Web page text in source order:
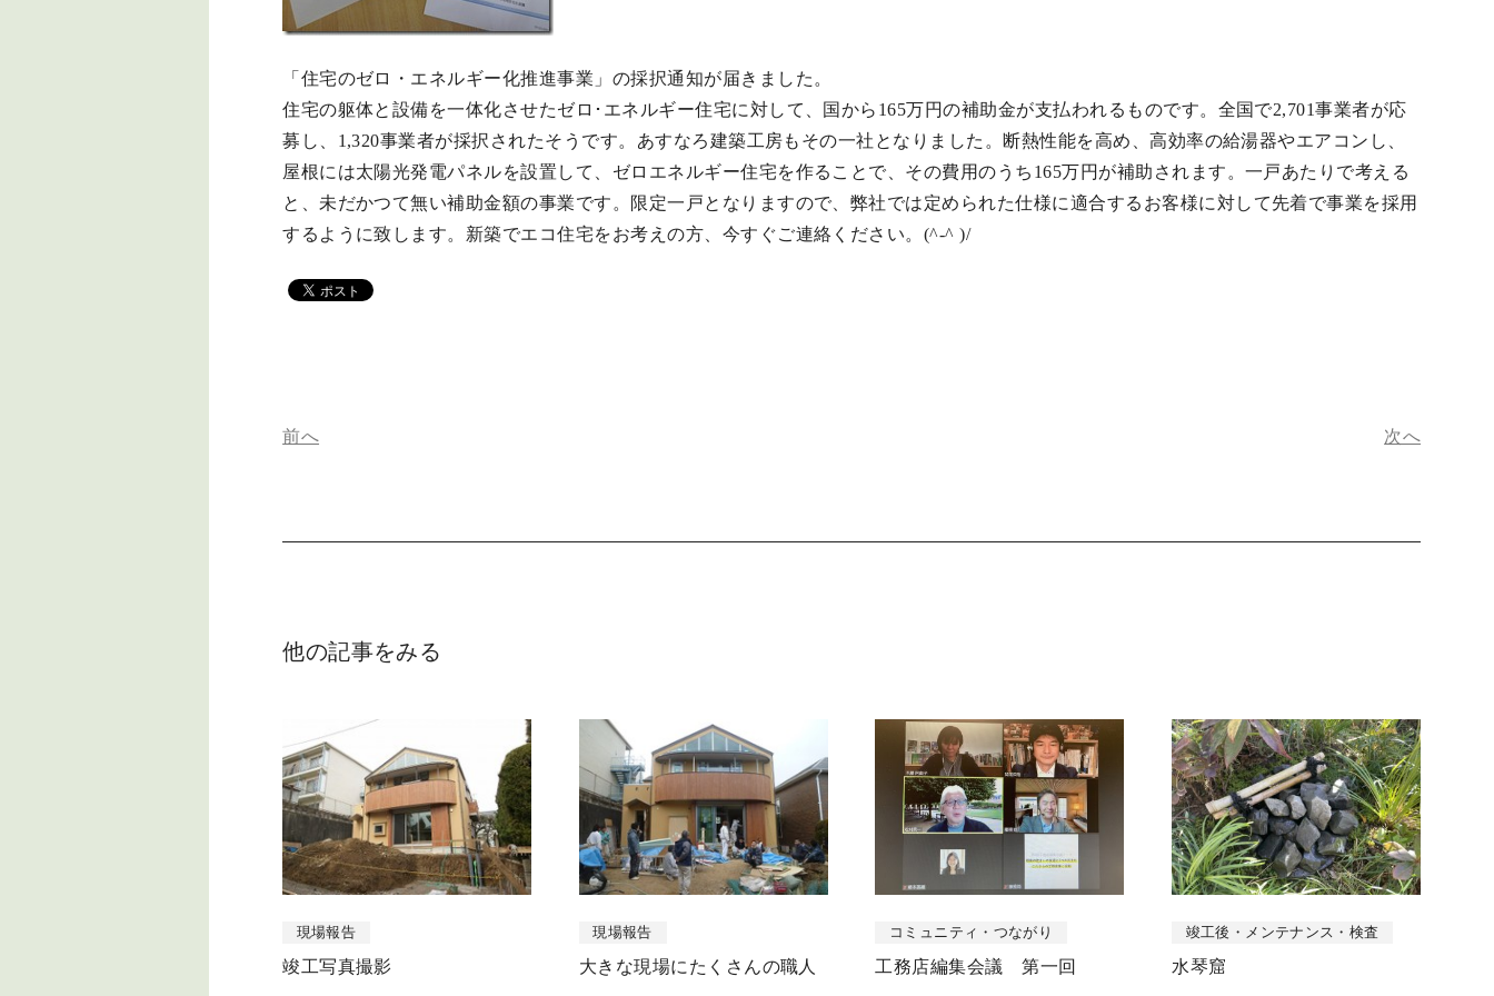
「住宅のゼロ・エネルギー化推進事業」の採択通知が届きました。
住宅の躯体と設備を一体化させたゼロ･エネルギー住宅に対して、国から165万円の補助金が支払われるものです。全国で2,701事業者が応
募し、1,320事業者が採択されたそうです。あすなろ建築工房もその一社となりました。断熱性能を高め、高効率の給湯器やエアコンし、
屋根には太陽光発電パネルを設置して、ゼロエネルギー住宅を作ることで、その費用のうち165万円が補助されます。一戸あたりで考える
と、未だかつて無い補助金額の事業です。限定一戸となりますので、弊社では定められた仕様に適合するお客様に対して先着で事業を採用
するように致します。新築でエコ住宅をお考えの方、今すぐご連絡ください。(^-^ )/
前へ 次へ
他の記事をみる
現場報告
竣工写真撮影
現場報告
大きな現場にたくさんの職人
コミュニティ・つながり
工務店編集会議 第一回
竣工後・メンテナンス・検査
水琴窟